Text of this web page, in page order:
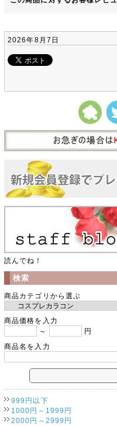
2026年8月7日
読んでね！
検索
商品カテゴリから選ぶ
商品価格を入力
～
円
商品名を入力
999円以下
1000円～1999円
2000円～2999円